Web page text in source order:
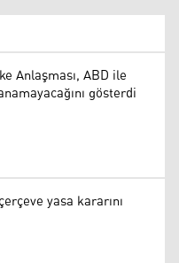
Anlaşması, ABD ile
gösterdi
yasa kararını